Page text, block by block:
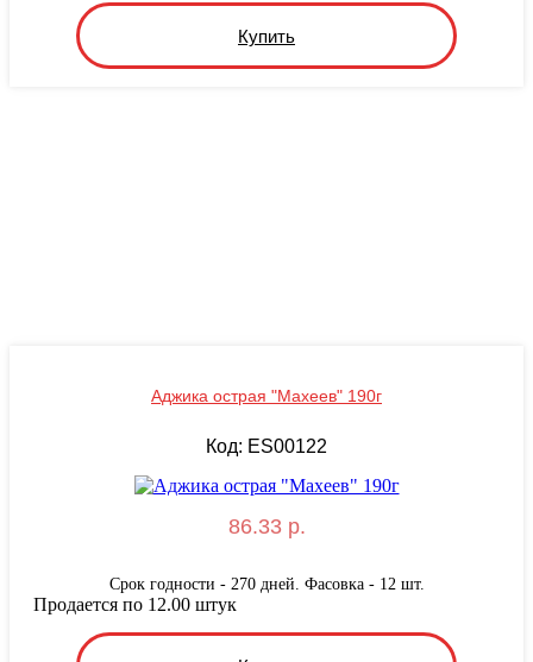
Купить
Аджика острая "Махеев" 190г
Код: ES00122
86.33 р.
Срок годности - 270 дней. Фасовка - 12 шт.
Продается по 12.00 штук